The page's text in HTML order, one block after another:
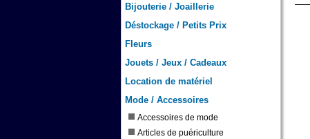
Bijouterie / Joaillerie
Déstockage / Petits Prix
Fleurs
Jouets / Jeux / Cadeaux
Location de matériel
Mode / Accessoires
Accessoires de mode
Articles de puériculture